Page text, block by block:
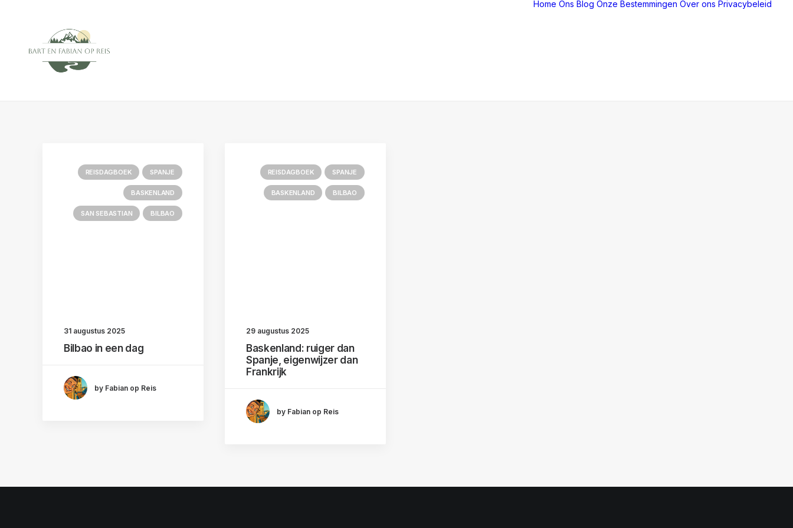
Home Ons Blog Onze Bestemmingen Over ons Privacybeleid
REISDAGBOEK SPANJE
BASKENLAND
SAN SEBASTIAN BILBAO
31 augustus 2025
Bilbao in een dag
by Fabian op Reis
REISDAGBOEK SPANJE
BASKENLAND BILBAO
29 augustus 2025
Baskenland: ruiger dan
Spanje, eigenwijzer dan
Frankrijk
by Fabian op Reis